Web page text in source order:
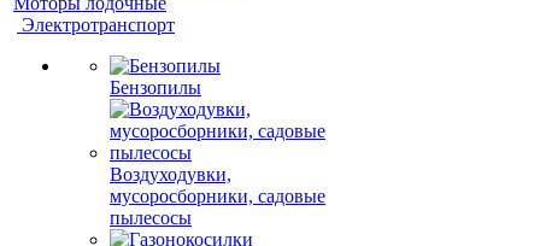
Электротранспорт
Бензопилы
Воздуходувки,
мусоросборники, cадовые
пылесосы